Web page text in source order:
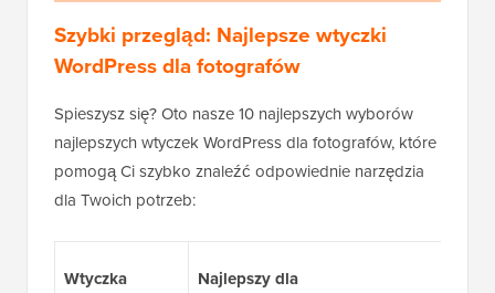
Szybki przegląd: Najlepsze wtyczki
WordPress dla fotografów
Spieszysz się? Oto nasze 10 najlepszych wyborów
najlepszych wtyczek WordPress dla fotografów, które
pomogą Ci szybko znaleźć odpowiednie narzędzia
dla Twoich potrzeb:
Wtyczka Najlepszy dla